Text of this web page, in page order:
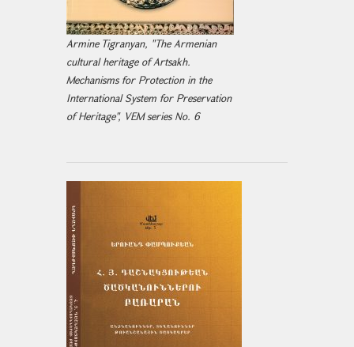
Armine Tigranyan, "The Armenian
cultural heritage of Artsakh.
Mechanisms for Protection in the
International System for Preservation
of Heritage", VEM series No. 6